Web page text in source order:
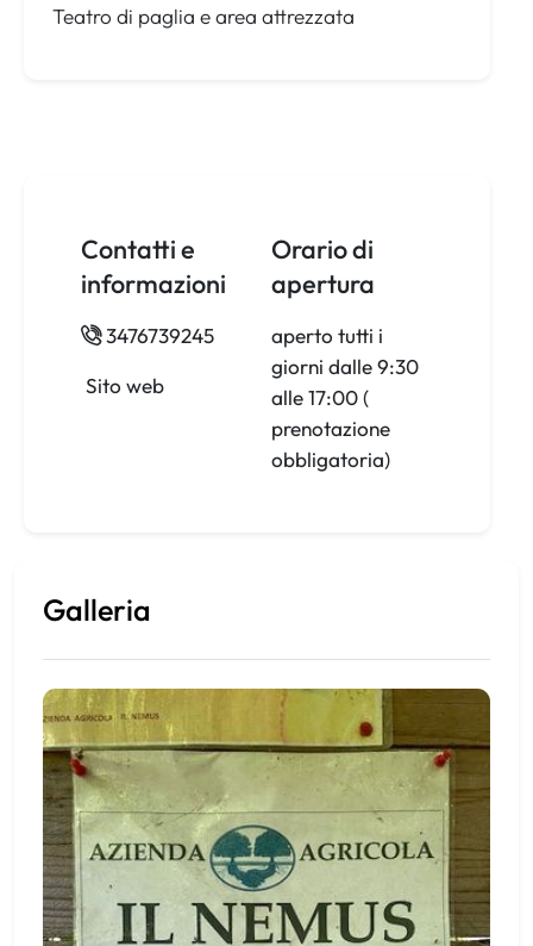
Teatro di paglia e area attrezzata
Contatti e
informazioni
3476739245
Sito web
Orario di
apertura
aperto tutti i
giorni dalle 9:30
alle 17:00 (
prenotazione
obbligatoria)
Galleria